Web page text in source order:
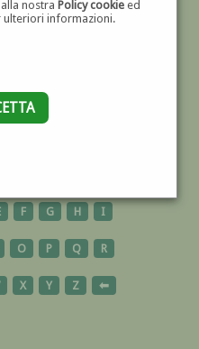
nostra Policy cookieed
ulteriori informazioni.
F G H I
O P Q R
X Y Z ⬅